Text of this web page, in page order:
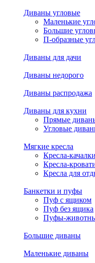
Диваны угловые
Маленькие
Большие
П-образные
Диваны для дачи
Диваны недорого
Диваны распродажа
Диваны для кухни
Прямые
Угловые
Мягкие кресла
Кресла-качалки
Кресла-
Кресла для
Банкетки и пуфы
Пуф с ящиком
Пуф без ящика
Пуфы-
Большие диваны
Маленькие диваны